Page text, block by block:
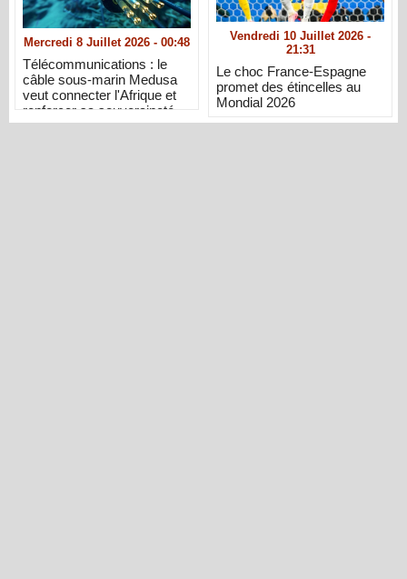
Mercredi 8 Juillet 2026 - 00:48
Télécommunications : le
câble sous-marin Medusa
veut connecter l'Afrique et
renforcer sa souveraineté
numérique
Vendredi 10 Juillet 2026 -
21:31
Le choc France-Espagne
promet des étincelles au
Mondial 2026